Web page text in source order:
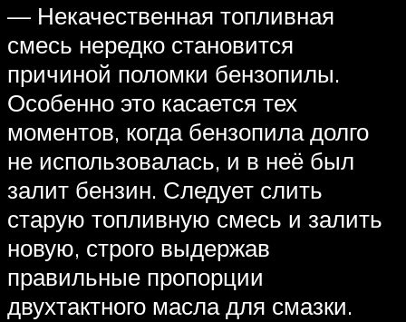
— Некачественная топливная
смесь нередко становится
причиной поломки бензопилы.
Особенно это касается тех
моментов, когда бензопила долго
не использовалась, и в неё был
залит бензин. Следует слить
старую топливную смесь и залить
новую, строго выдержав
правильные пропорции
двухтактного масла для смазки.